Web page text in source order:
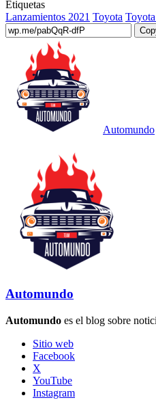
Etiquetas
Lanzamientos 2021 Toyota
Automundo
Automundo
Automundo es el blog sobre
Sitio web
Facebook
X
YouTube
Instagram